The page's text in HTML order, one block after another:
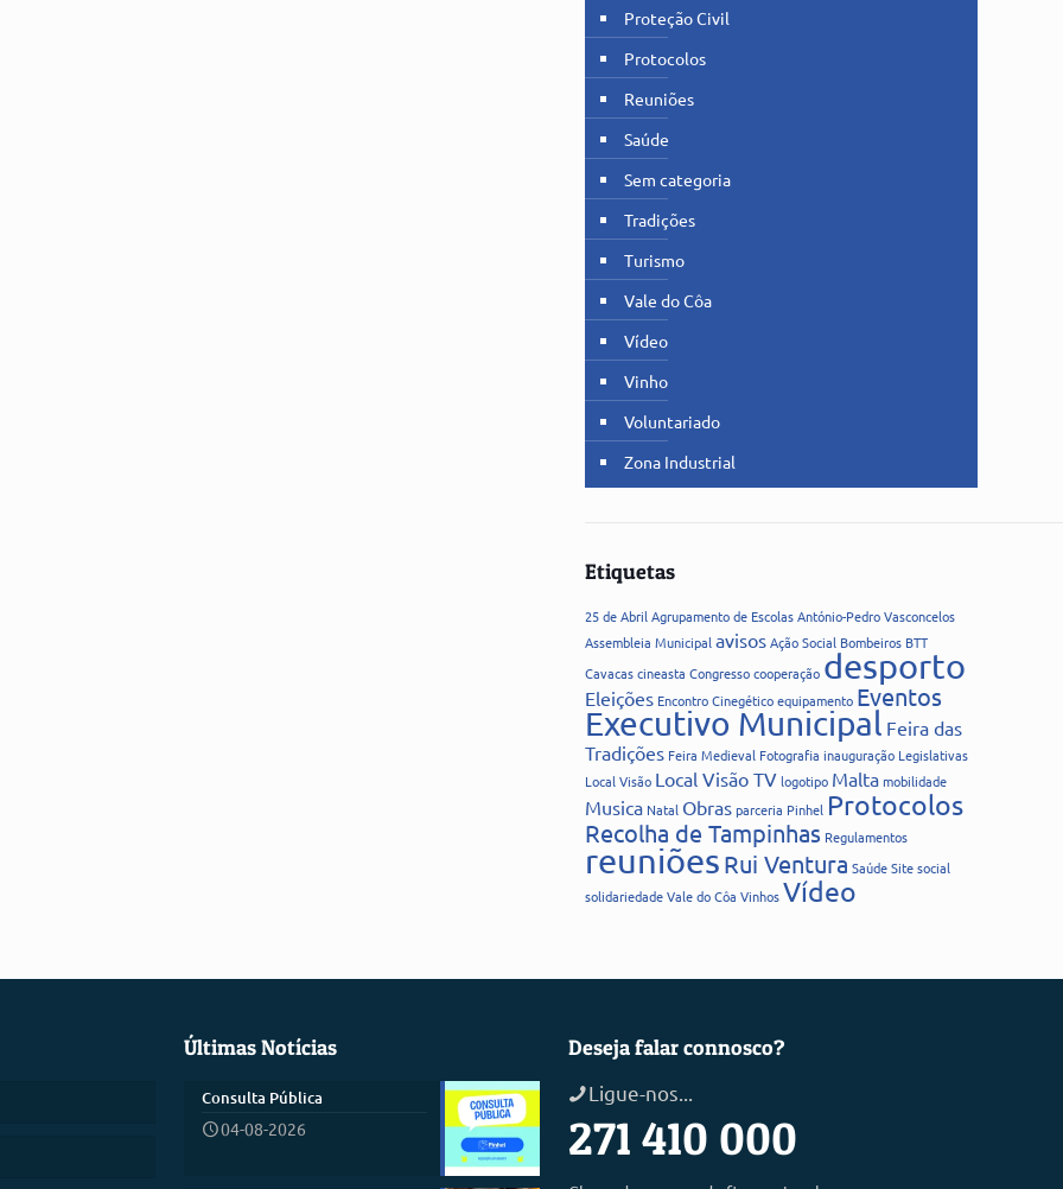
Proteção Civil
Protocolos
Reuniões
Saúde
Sem categoria
Tradições
Turismo
Vale do Côa
Vídeo
Vinho
Voluntariado
Zona Industrial
Etiquetas
25 de Abril Agrupamento de EscolasAntónio-Pedro Vasconcelos
Assembleia Municipal avisosAção Social Bombeiros BTT
Cavacascineasta Congressocooperação desporto
Eleições Encontro Cinegéticoequipamento Eventos
Executivo Municipal Feira das
Tradições Feira Medieval Fotografia inauguração Legislativas
Local Visão Local Visão TVlogotipo Maltamobilidade
Musica Natal Obrasparceria Pinhel Protocolos
Recolha de Tampinhas Regulamentos
reuniões Rui Ventura SaúdeSitesocial
solidariedadeVale do Côa VinhosVídeo
Últimas Notícias
Consulta Pública
04-08-2026
Deseja falar connosco?
Ligue-nos...
271 410 000